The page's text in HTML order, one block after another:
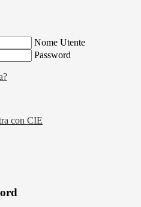
Nome Utente
Password
con CIE